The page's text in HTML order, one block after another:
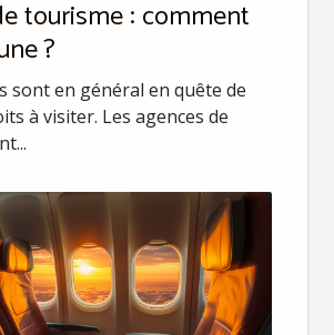
tourisme : comment
?
sont en général en quête de
à visiter. Les agences de